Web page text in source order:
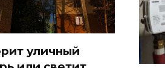
уличный